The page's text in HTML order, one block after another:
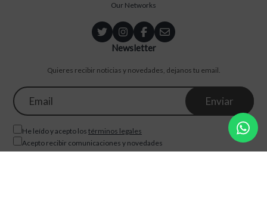
Our Networks
Newsletter
Quieres recibir noticias y novedades, dejanos tu email.
He leído y acepto los términos legales
Acepto recibir comunicaciones y novedades